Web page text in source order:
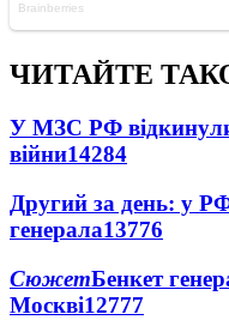
ЧИТАЙТЕ
У МЗС РФ
війни14284
Другий за день: у
генерала13776
СюжетБенкет
Москві12777